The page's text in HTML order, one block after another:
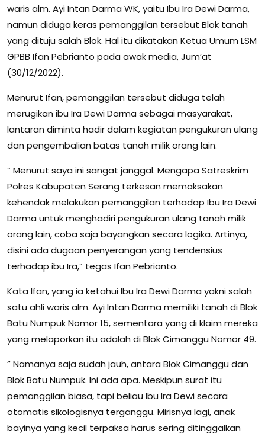
waris alm. Ayi Intan Darma WK, yaitu Ibu Ira Dewi Darma,
namun diduga keras pemanggilan tersebut Blok tanah
yang dituju salah Blok. Hal itu dikatakan Ketua Umum LSM
GPBB Ifan Pebrianto pada awak media, Jum’at
(30/12/2022).
Menurut Ifan, pemanggilan tersebut diduga telah
merugikan ibu Ira Dewi Darma sebagai masyarakat,
lantaran diminta hadir dalam kegiatan pengukuran ulang
dan pengembalian batas tanah milik orang lain.
” Menurut saya ini sangat janggal. Mengapa Satreskrim
Polres Kabupaten Serang terkesan memaksakan
kehendak melakukan pemanggilan terhadap Ibu Ira Dewi
Darma untuk menghadiri pengukuran ulang tanah milik
orang lain, coba saja bayangkan secara logika. Artinya,
disini ada dugaan penyerangan yang tendensius
terhadap ibu Ira,” tegas Ifan Pebrianto.
Kata Ifan, yang ia ketahui Ibu Ira Dewi Darma yakni salah
satu ahli waris alm. Ayi Intan Darma memiliki tanah di Blok
Batu Numpuk Nomor 15, sementara yang di klaim mereka
yang melaporkan itu adalah di Blok Cimanggu Nomor 49.
” Namanya saja sudah jauh, antara Blok Cimanggu dan
Blok Batu Numpuk. Ini ada apa. Meskipun surat itu
pemanggilan biasa, tapi beliau Ibu Ira Dewi secara
otomatis sikologisnya terganggu. Mirisnya lagi, anak
bayinya yang kecil terpaksa harus sering ditinggalkan